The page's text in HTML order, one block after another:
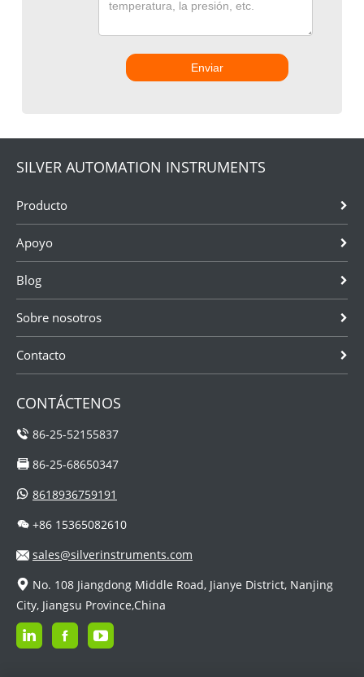
Enviar
SILVER AUTOMATION INSTRUMENTS
Producto
Apoyo
Blog
Sobre nosotros
Contacto
CONTÁCTENOS
86-25-52155837
86-25-68650347
8618936759191
+86 15365082610
sales@silverinstruments.com
No. 108 Jiangdong Middle Road, Jianye District, Nanjing
City, Jiangsu Province,China